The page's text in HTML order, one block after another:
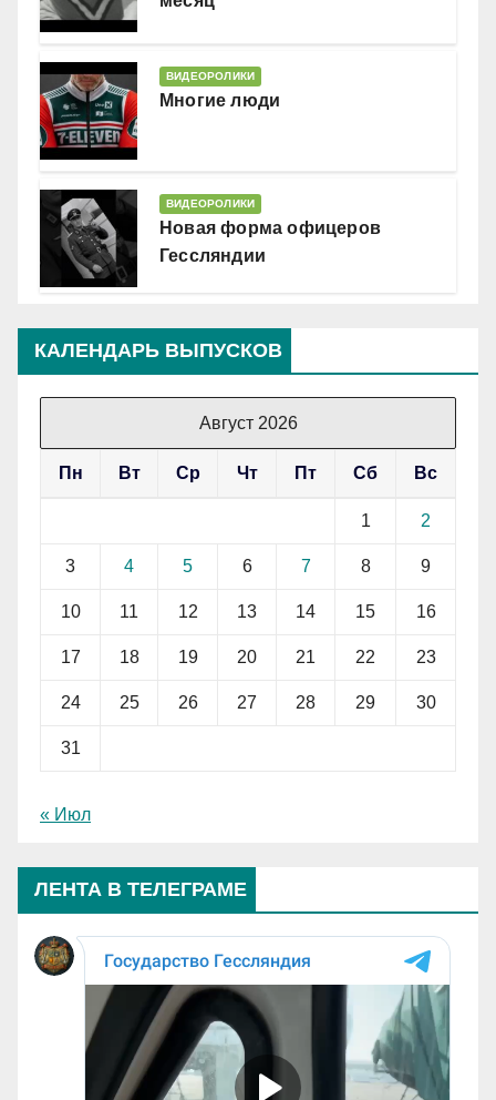
ВИДЕОРОЛИКИ
Многие люди
ВИДЕОРОЛИКИ
Новая форма офицеров
Гессляндии
КАЛЕНДАРЬ ВЫПУСКОВ
Август 2026
Пн Вт Ср Чт Пт Сб Вс
1 2
3 4 5 6 7 8 9
10 11 12 13 14 15 16
17 18 19 20 21 22 23
24 25 26 27 28 29 30
31
« Июл
ЛЕНТА В ТЕЛЕГРАМЕ